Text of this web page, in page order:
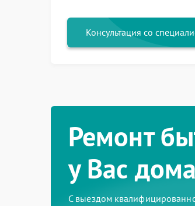
Консультация со
Ремонт
у Вас дома
С выездом